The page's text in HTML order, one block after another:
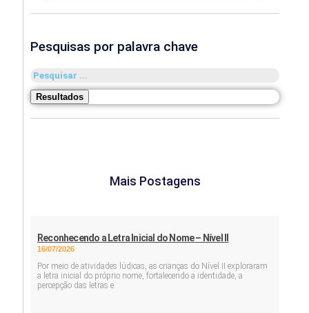
Pesquisas por palavra chave
Pesquisar
...
Resultados
Mais Postagens
Reconhecendo a Letra Inicial do Nome – Nível II
16/07/2026
Por meio de atividades lúdicas, as crianças do Nível II exploraram
a letra inicial do próprio nome, fortalecendo a identidade, a
percepção das letras e